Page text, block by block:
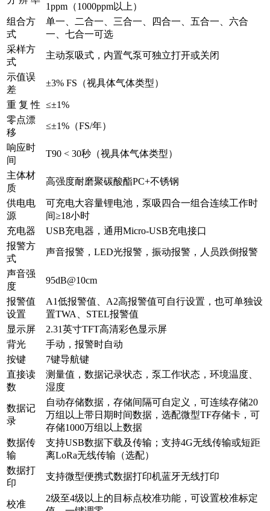
1ppm（1000ppm以上）
组合方
式
单一、二合一、三合一、四合一、五合一、六合
一、七合一可选
采样方
式
主动泵吸式，内置气泵可独立打开或关闭
示值误
差
±3% FS（视具体气体类型）
重 复 性 ≤±1%
零点漂
移
≤±1%（FS/年）
响应时
间
T90 < 30秒（视具体气体类型）
主体材
质
高强度耐磨聚碳酸酯PC+不锈钢
供电电
源
可充电大容量锂电池，泵吸四合一组合连续工作时
间≥18小时
充电器
USB充电器，通用Micro-USB充电接口
报警方
式
声音报警，LED光报警，振动报警，人员跌倒报警
声音强
度
95dB@10cm
报警值
设置
A1低报警值、A2高报警值可自行设置，也可单独设
置TWA、STEL报警值
显示屏
2.31英寸TFT高清彩色显示屏
背光
手动，报警时自动
按键
7键导航键
直接读
数
测量值，数据记录状态，泵工作状态，环境温度、
湿度
数据记
录
自动存储数据，存储间隔可自定义，可连续存储20
万组以上带日期时间数据，选配微型TF存储卡，可
存储1000万组以上数据
数据传
输
支持USB数据下载及传输；支持4G无线传输或短距
离LoRa无线传输（选配）
数据打
印
支持微型便携式数据打印机蓝牙无线打印
校准
2级至4级以上的目标点校准功能，可设置校准标定